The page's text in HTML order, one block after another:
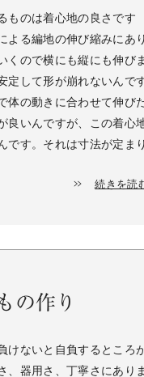
ものは着心地の良さです
よる編地の伸び縮みにあり
くので横にも縦にも伸びま
定して形が崩れないんで
体の動きに合わせて伸び
良いんですが、この着心
です。それは寸法が定まり
続きを読
の作り
けないと自負するところ
、器用さ、丁寧さにありま